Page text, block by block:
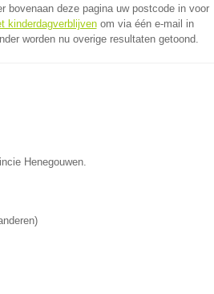
bovenaan deze pagina uw postcode in voor
kinderdagverblijvenom via één e-mail in
worden nu overige resultaten getoond.
Henegouwen.
)